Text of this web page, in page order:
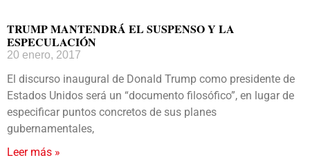
TRUMP MANTENDRÁ EL SUSPENSO Y LA
ESPECULACIÓN
20 enero, 2017
El discurso inaugural de Donald Trump como presidente de
Estados Unidos será un “documento filosófico”, en lugar de
especificar puntos concretos de sus planes
gubernamentales,
Leer más »